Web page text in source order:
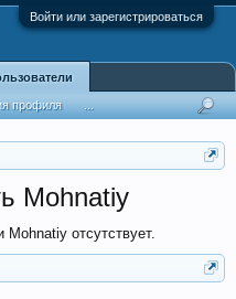
Войти или зарегистрироваться
Mohnatiy
отсутствует.
профиля